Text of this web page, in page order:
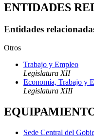
ENTIDADES
Entidades
Otros
Trabajo y Empleo
Legislatura XII
Economía, Trabajo y
Legislatura XIII
Sede Central del